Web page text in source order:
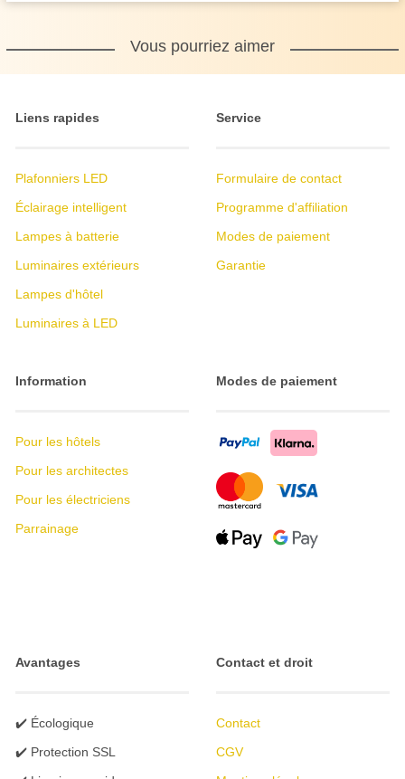
Vous pourriez aimer
Liens rapides
Plafonniers LED
Éclairage intelligent
Lampes à batterie
Luminaires extérieurs
Lampes d'hôtel
Luminaires à LED
Service
Formulaire de contact
Programme d'affiliation
Modes de paiement
Garantie
Information
Pour les hôtels
Pour les architectes
Pour les électriciens
Parrainage
Modes de paiement
Avantages
✔️ Écologique
✔️ Protection SSL
Contact et droit
Contact
CGV